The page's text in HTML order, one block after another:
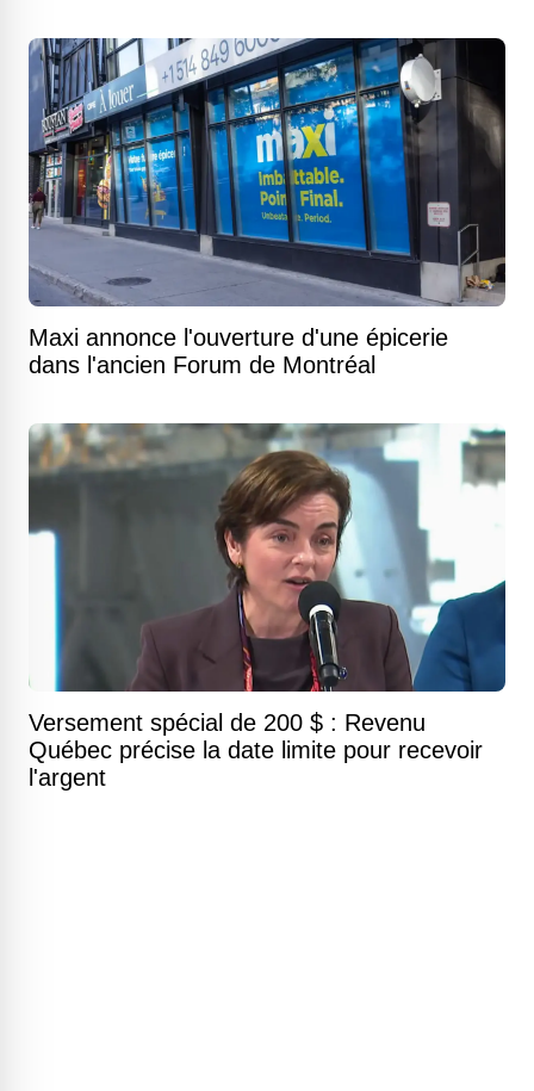
Maxi annonce l'ouverture d'une épicerie
dans l'ancien Forum de Montréal
Versement spécial de 200 $ : Revenu
Québec précise la date limite pour recevoir
l'argent